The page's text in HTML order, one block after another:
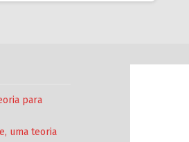
para
uma teoria